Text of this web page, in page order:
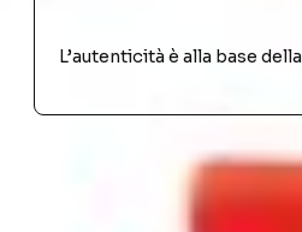
L’autenticità è alla base